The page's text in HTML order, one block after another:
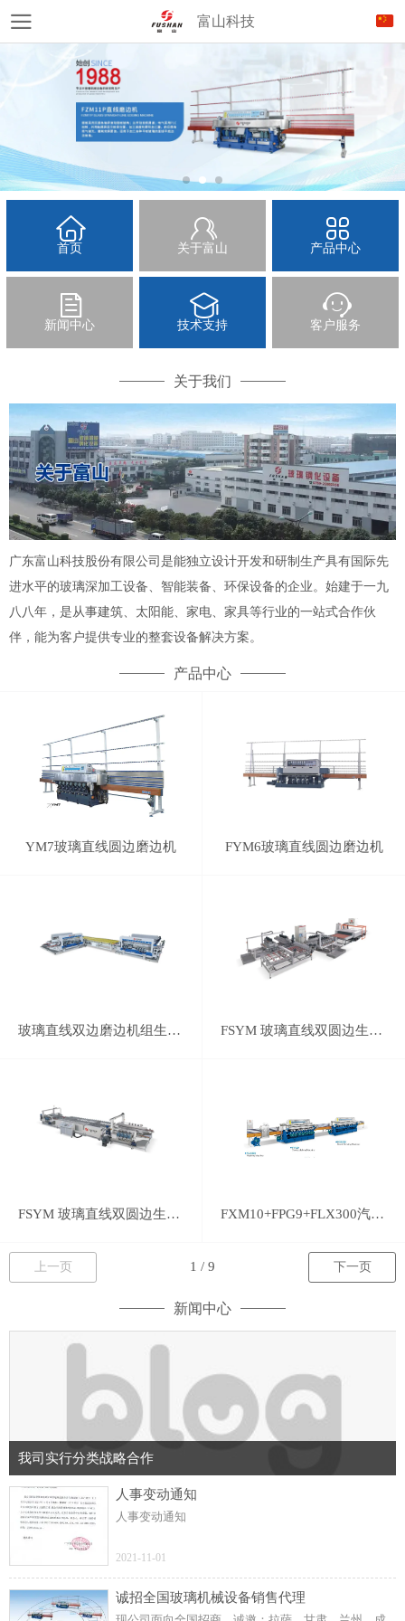
富山科技
首页 关于富山 产品中心
新闻中心 技术支持 客户服务
关于我们
广东富山科技股份有限公司是能独立设计开发和研制生产具有国际先
进水平的玻璃深加工设备、智能装备、环保设备的企业。始建于一九
八八年，是从事建筑、太阳能、家电、家具等行业的一站式合作伙
伴，能为客户提供专业的整套设备解决方案。
产品中心
YM7玻璃直线圆边磨边机 FYM6玻璃直线圆边磨边机
玻璃直线双边磨边机组生产线 FSYM 玻璃直线双圆边生产线
FSYM 玻璃直线双圆边生产线 FXM10+FPG9+FLX300汽车后视镜磨边线
上一页 下一页
新闻中心
我司实行分类战略合作
人事变动通知
人事变动通知
2021-11-01
诚招全国玻璃机械设备销售代理